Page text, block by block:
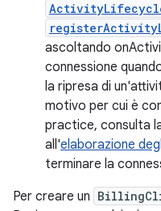
ascoltando
connessione
la ripresa di
motivo per cui è
practice, consulta
all'elaborazione
terminare la
Per creare un